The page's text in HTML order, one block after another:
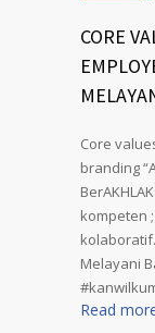
CORE
Core
branding
kompeten
Melayani
Read